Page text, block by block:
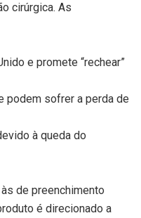
cirúrgica. As
e promete “rechear”
podem sofrer a perda de
à queda do
de preenchimento
é direcionado a